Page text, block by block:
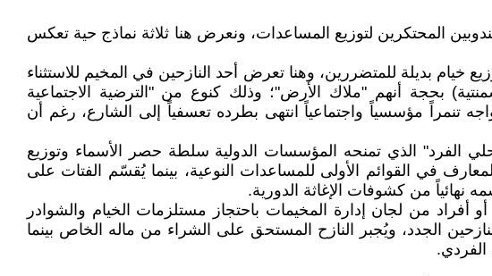
المحتكرين لتوزيع المساعدات، ونعرض هنا ثلاثة نماذج حية تعكس
خيام بديلة للمتضررين، وهنا تعرض أحد النازحين في المخيم للاستثناء
بحجة أنهم "ملاك الأرض"؛ وذلك كنوع من "الترضية الاجتماعية
تنمراً مؤسسياً واجتماعياً انتهى بطرده تعسفياً إلى الشارع، رغم أن
الفرد" الذي تمنحه المؤسسات الدولية سلطة حصر الأسماء وتوزيع
في القوائم الأولى للمساعدات النوعية، بينما يُقسّم الفتات على
نهائياً من كشوفات الإغاثة الدورية.
أفراد من لجان إدارة المخيمات باحتجاز مستلزمات الخيام والشوادر
الجدد، ويُجبر النازح المستحق على الشراء من ماله الخاص بينما
الفردي.